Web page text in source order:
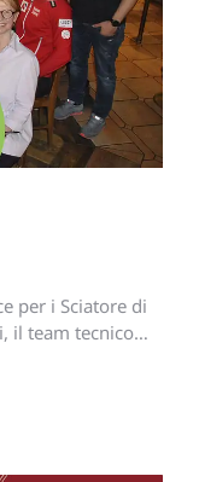
per i Sciatore di
il team tecnico…